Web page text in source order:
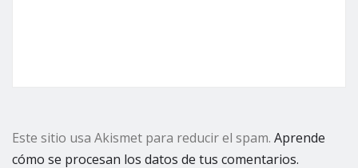
Este sitio usa Akismet para reducir el spam. Aprende
cómo se procesan los datos de tus comentarios.